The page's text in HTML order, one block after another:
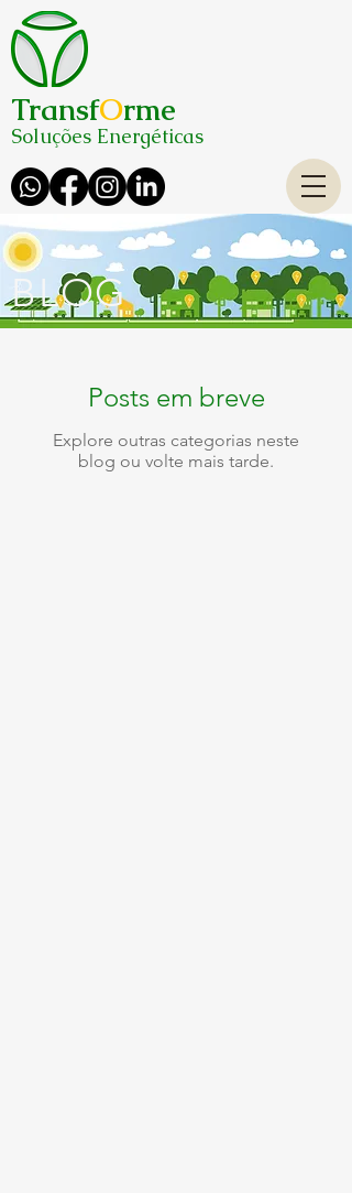
TransfOrme
Soluções Energéticas
BLOG
Posts em breve
Explore outras categorias neste
blog ou volte mais tarde.